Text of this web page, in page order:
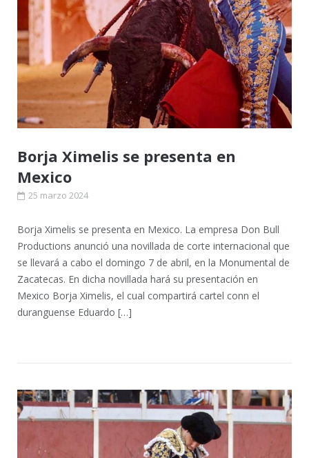
Borja Ximelis se presenta en
Mexico
25 marzo 2024
Borja Ximelis se presenta en Mexico. La empresa Don Bull
Productions anunció una novillada de corte internacional que
se llevará a cabo el domingo 7 de abril, en la Monumental de
Zacatecas. En dicha novillada hará su presentación en
Mexico Borja Ximelis, el cual compartirá cartel conn el
duranguense Eduardo […]